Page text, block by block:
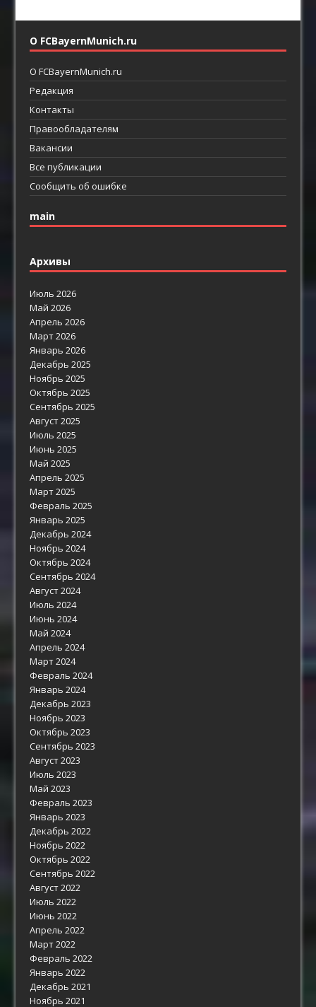
О FCBayernMunich.ru
О FCBayernMunich.ru
Редакция
Контакты
Правообладателям
Вакансии
Все публикации
Сообщить об ошибке
main
Архивы
Июль 2026
Май 2026
Апрель 2026
Март 2026
Январь 2026
Декабрь 2025
Ноябрь 2025
Октябрь 2025
Сентябрь 2025
Август 2025
Июль 2025
Июнь 2025
Май 2025
Апрель 2025
Март 2025
Февраль 2025
Январь 2025
Декабрь 2024
Ноябрь 2024
Октябрь 2024
Сентябрь 2024
Август 2024
Июль 2024
Июнь 2024
Май 2024
Апрель 2024
Март 2024
Февраль 2024
Январь 2024
Декабрь 2023
Ноябрь 2023
Октябрь 2023
Сентябрь 2023
Август 2023
Июль 2023
Май 2023
Февраль 2023
Январь 2023
Декабрь 2022
Ноябрь 2022
Октябрь 2022
Сентябрь 2022
Август 2022
Июль 2022
Июнь 2022
Апрель 2022
Март 2022
Февраль 2022
Январь 2022
Декабрь 2021
Ноябрь 2021